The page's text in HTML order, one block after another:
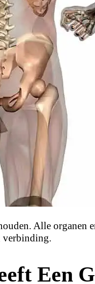
Alle organen
verbinding.
Een